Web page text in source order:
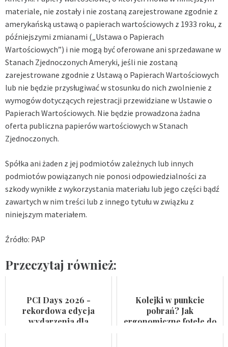
materiale, nie zostały i nie zostaną zarejestrowane zgodnie z
amerykańską ustawą o papierach wartościowych z 1933 roku, z
późniejszymi zmianami („Ustawa o Papierach
Wartościowych”) i nie mogą być oferowane ani sprzedawane w
Stanach Zjednoczonych Ameryki, jeśli nie zostaną
zarejestrowane zgodnie z Ustawą o Papierach Wartościowych
lub nie będzie przysługiwać w stosunku do nich zwolnienie z
wymogów dotyczących rejestracji przewidziane w Ustawie o
Papierach Wartościowych. Nie będzie prowadzona żadna
oferta publiczna papierów wartościowych w Stanach
Zjednoczonych.
Spółka ani żaden z jej podmiotów zależnych lub innych
podmiotów powiązanych nie ponosi odpowiedzialności za
szkody wynikłe z wykorzystania materiału lub jego części bądź
zawartych w nim treści lub z innego tytułu w związku z
niniejszym materiałem.
Źródło: PAP
Przeczytaj również:
PCI Days 2026 -
rekordowa edycja
wydarzenia dla
Kolejki w punkcie
pobrań? Jak
ergonomiczne fotele do